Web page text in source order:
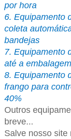
por hora
6. Equipamento
coleta
bandejas
7. Equipamento
até a
8. Equipamento
frango para
40%
Outros
breve...
Salve nosso site